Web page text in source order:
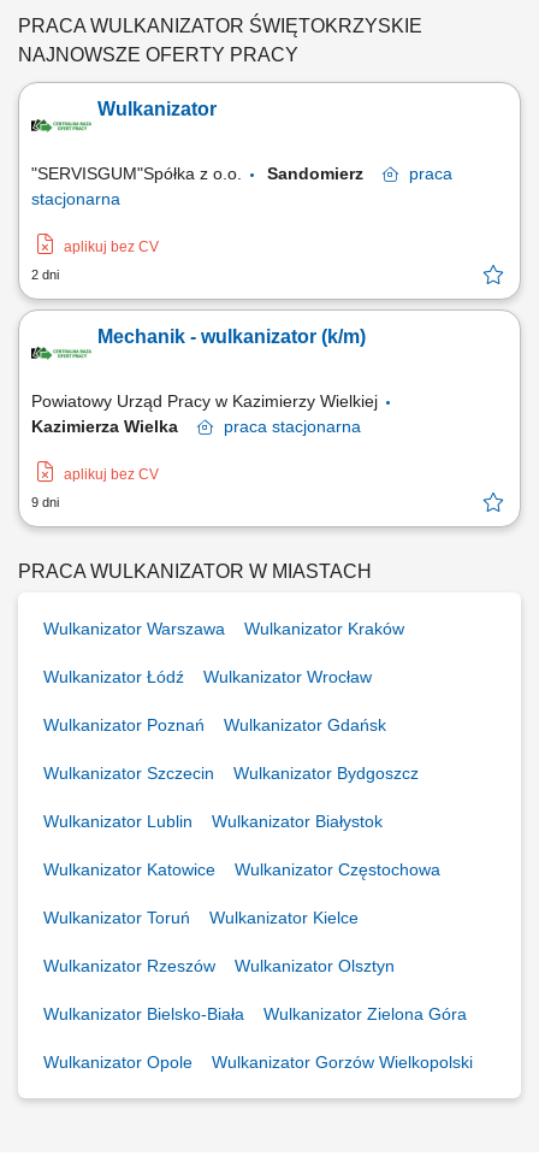
PRACA WULKANIZATOR ŚWIĘTOKRZYSKIE
NAJNOWSZE OFERTY PRACY
Wulkanizator
"SERVISGUM"Spółka z o.o. Sandomierz
praca
stacjonarna
aplikuj bez CV
2 dni
Mechanik - wulkanizator (k/m)
Powiatowy Urząd Pracy w Kazimierzy Wielkiej
Kazimierza Wielka
praca stacjonarna
aplikuj bez CV
9 dni
PRACA WULKANIZATOR W MIASTACH
Wulkanizator Warszawa Wulkanizator Kraków
Wulkanizator Łódź Wulkanizator Wrocław
Wulkanizator Poznań Wulkanizator Gdańsk
Wulkanizator Szczecin Wulkanizator Bydgoszcz
Wulkanizator Lublin Wulkanizator Białystok
Wulkanizator Katowice Wulkanizator Częstochowa
Wulkanizator Toruń Wulkanizator Kielce
Wulkanizator Rzeszów Wulkanizator Olsztyn
Wulkanizator Bielsko-Biała Wulkanizator Zielona Góra
Wulkanizator Opole Wulkanizator Gorzów Wielkopolski